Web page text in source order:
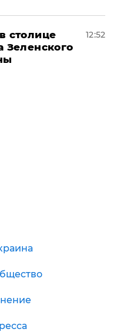
столице
Зеленского
12:52